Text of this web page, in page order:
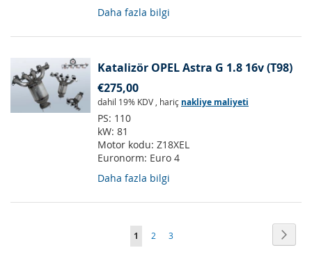
Daha fazla bilgi
Katalizör OPEL Astra G 1.8 16v (T98)
€275,00
dahil 19% KDV , hariç nakliye maliyeti
PS: 110
kW: 81
Motor kodu: Z18XEL
Euronorm: Euro 4
Daha fazla bilgi
Sayfa
Şu
1 Sayfa
2 Sayfa
3